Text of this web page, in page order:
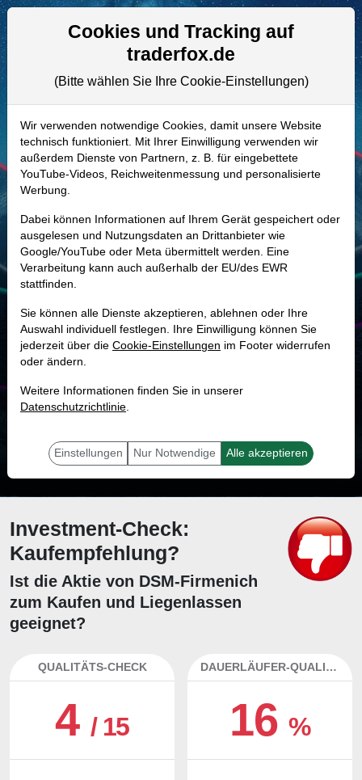
Aktien- und Artikelsuche
A3D2TK | DSFIR–DSM-Firmenich
Aktie
Realtime-Aktienkurs:
- - -
-
Marktkapitalisierung 23,37 Mrd. EUR
Unternehmenswert
Umsatz 9,03 Mrd. EUR
38.3 %
mit dieser Aktie erfolgreich sein.
Investment-Check:
Kaufempfehlung?
Ist die Aktie von DSM-Firmenich
zum Kaufen und Liegenlassen
geeignet?
QUALITÄTS-CHECK
4/ 15
DAUERLÄUFER-QUALITÄTEN
16%
Cookies und Tracking auf
traderfox.de
(Bitte wählen Sie Ihre Cookie-Einstellungen)
Wir verwenden notwendige Cookies, damit unsere Website
technisch funktioniert. Mit Ihrer Einwilligung verwenden wir
außerdem Dienste von Partnern, z. B. für eingebettete
YouTube-Videos, Reichweitenmessung und personalisierte
Werbung.
Dabei können Informationen auf Ihrem Gerät gespeichert oder
ausgelesen und Nutzungsdaten an Drittanbieter wie
Google/YouTube oder Meta übermittelt werden. Eine
Verarbeitung kann auch außerhalb der EU/des EWR
stattfinden.
Sie können alle Dienste akzeptieren, ablehnen oder Ihre
Auswahl individuell festlegen. Ihre Einwilligung können Sie
jederzeit über die Cookie-Einstellungen im Footer widerrufen
oder ändern.
Weitere Informationen finden Sie in unserer
Datenschutzrichtlinie.
Einstellungen Nur Notwendige Alle akzeptieren